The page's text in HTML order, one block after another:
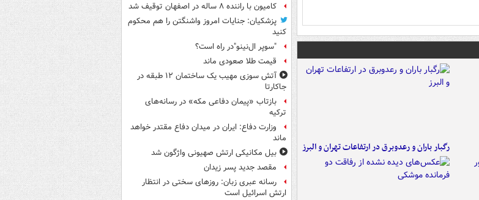
رگبار باران و رعدوبرق در ارتفاعات تهران و البرز
کامیون با راننده ۸ ساله در اصفهان توقیف شد
پزشکیان: جنایات امروز واشنگتن را هم محکوم
کنید
"سوپر ال‌نینو"در راه است؟
قیمت طلا صعودی ماند
آتش سوزی مهیب یک ساختمان ۱۲ طبقه در
جاکارتا
بازتاب «پیمان دفاعی مکه» در رسانه‌های
ترکیه
وزارت دفاع: ایران در میدان دفاع مقتدر خواهد
ماند
بیل مکانیکی ارتش صهیونی واژگون شد
مقصد جدید پسر زیدان
رسانه عبری زبان: روزهای سختی در انتظار
ارتش اسرائیل است